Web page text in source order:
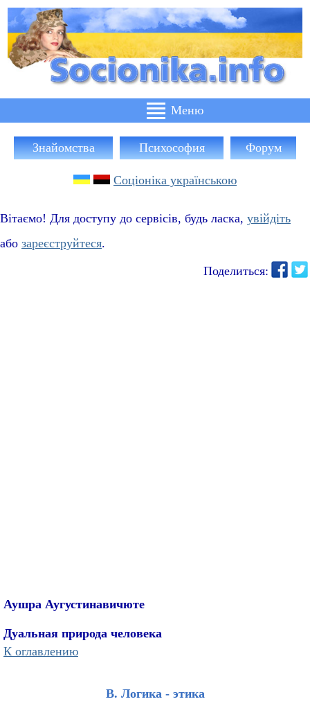
Знайомства Психософия Форум
Соціоніка українською
Вітаємо! Для доступу до сервісів, будь ласка, увійдіть
або зареєструйтеся.
Поделиться:
Аушра Аугустинавичюте
Дуальная природа человека
К оглавлению
В. Логика - этика